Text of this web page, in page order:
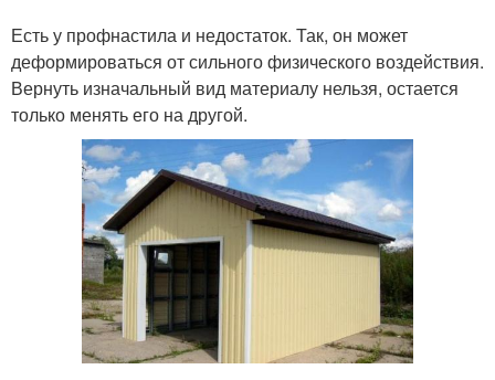
Есть у профнастила и недостаток. Так, он может
деформироваться от сильного физического воздействия.
Вернуть изначальный вид материалу нельзя, остается
только менять его на другой.